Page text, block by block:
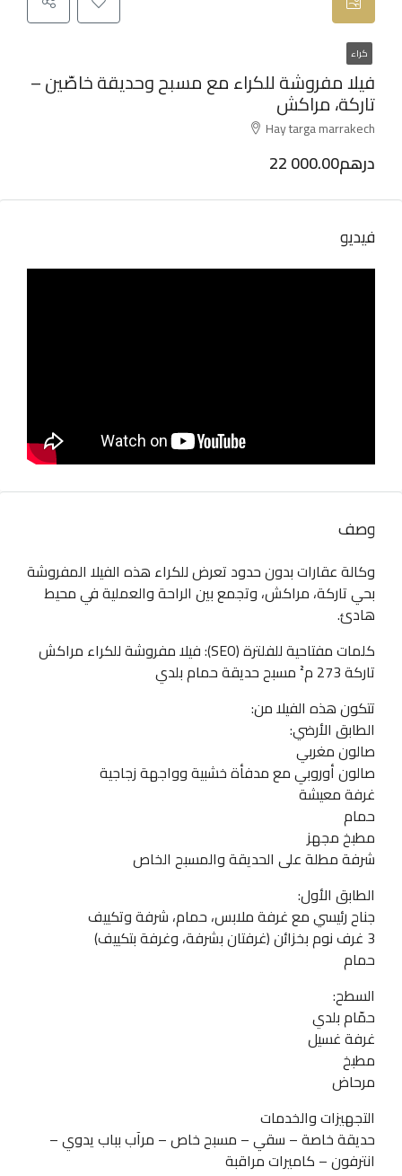
كراء
فيلا مفروشة للكراء مع مسبح وحديقة خاصّين –
تاركة، مراكش
Hay targa marrakech
22 000.00درهم
فيديو
وصف
وكالة عقارات بدون حدود تعرض للكراء هذه الفيلا المفروشة
بحي تاركة، مراكش، وتجمع بين الراحة والعملية في محيط
هادئ.
كلمات مفتاحية للفلترة (SEO): فيلا مفروشة للكراء مراكش
تاركة 273 م² مسبح حديقة حمام بلدي
تتكون هذه الفيلا من:
الطابق الأرضي:
صالون مغربي
صالون أوروبي مع مدفأة خشبية وواجهة زجاجية
غرفة معيشة
حمام
مطبخ مجهز
شرفة مطلة على الحديقة والمسبح الخاص
الطابق الأول:
جناح رئيسي مع غرفة ملابس، حمام، شرفة وتكييف
3 غرف نوم بخزائن (غرفتان بشرفة، وغرفة بتكييف)
حمام
السطح:
حمّام بلدي
غرفة غسيل
مطبخ
مرحاض
التجهيزات والخدمات
حديقة خاصة – سقي – مسبح خاص – مرآب بباب يدوي –
انترفون – كاميرات مراقبة